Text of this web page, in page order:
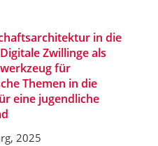
in die
Zwillinge als
für
Themen in die
eine jugendliche
2025